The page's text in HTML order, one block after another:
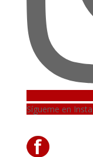
Sígueme en